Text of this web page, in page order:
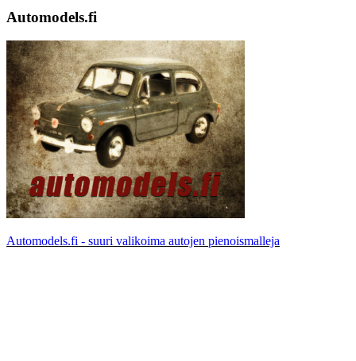
Automodels.fi
Automodels.fi - suuri valikoima autojen pienoismalleja